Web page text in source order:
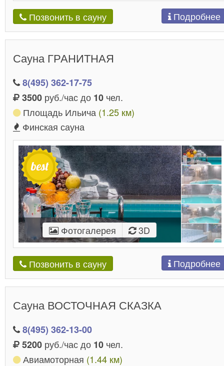
Позвонить в сауну Подробнее
Сауна ГРАНИТНАЯ
8(495) 362-17-75
3500 руб./час до 10 чел.
Площадь Ильича (1.25 км)
Финская сауна
Фотогалерея 3D
Позвонить в сауну Подробнее
Сауна ВОСТОЧНАЯ СКАЗКА
8(495) 362-13-00
5200 руб./час до 10 чел.
Авиамоторная (1.44 км)